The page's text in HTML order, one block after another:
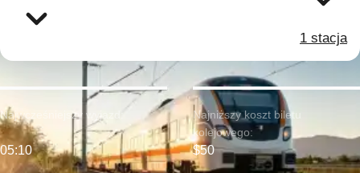
1 stacja
Najwcześniejszy wyjazd:
05:10
Najniższy koszt biletu
kolejowego:
$50